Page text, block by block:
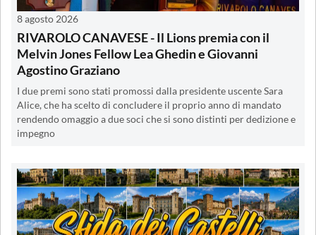
8 agosto 2026
RIVAROLO CANAVESE - Il Lions premia con il
Melvin Jones Fellow Lea Ghedin e Giovanni
Agostino Graziano
I due premi sono stati promossi dalla presidente uscente Sara
Alice, che ha scelto di concludere il proprio anno di mandato
rendendo omaggio a due soci che si sono distinti per dedizione e
impegno